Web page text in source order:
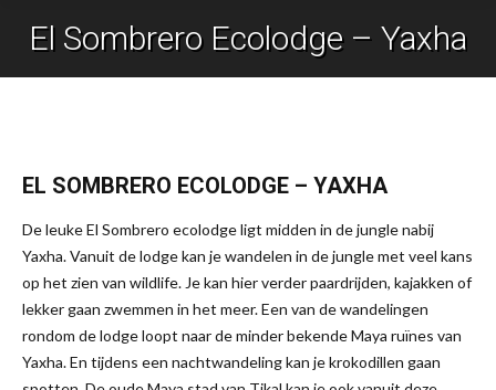
El Sombrero Ecolodge – Yaxha
Je bent hier:
EL SOMBRERO ECOLODGE – YAXHA
De leuke El Sombrero ecolodge ligt midden in de jungle nabij
Yaxha. Vanuit de lodge kan je wandelen in de jungle met veel kans
op het zien van wildlife. Je kan hier verder paardrijden, kajakken of
lekker gaan zwemmen in het meer. Een van de wandelingen
rondom de lodge loopt naar de minder bekende Maya ruïnes van
Yaxha. En tijdens een nachtwandeling kan je krokodillen gaan